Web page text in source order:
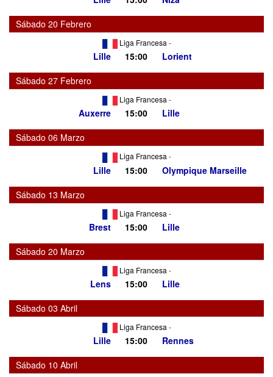
Sábado 20 Febrero
Liga Francesa -
Lille 15:00
Lorient
Sábado 27 Febrero
Liga Francesa -
Auxerre 15:00
Lille
Sábado 06 Marzo
Liga Francesa -
Lille 15:00
Olympique Marseille
Sábado 13 Marzo
Liga Francesa -
Brest 15:00
Lille
Sábado 20 Marzo
Liga Francesa -
Lens 15:00
Lille
Sábado 03 Abril
Liga Francesa -
Lille 15:00
Rennes
Sábado 10 Abril